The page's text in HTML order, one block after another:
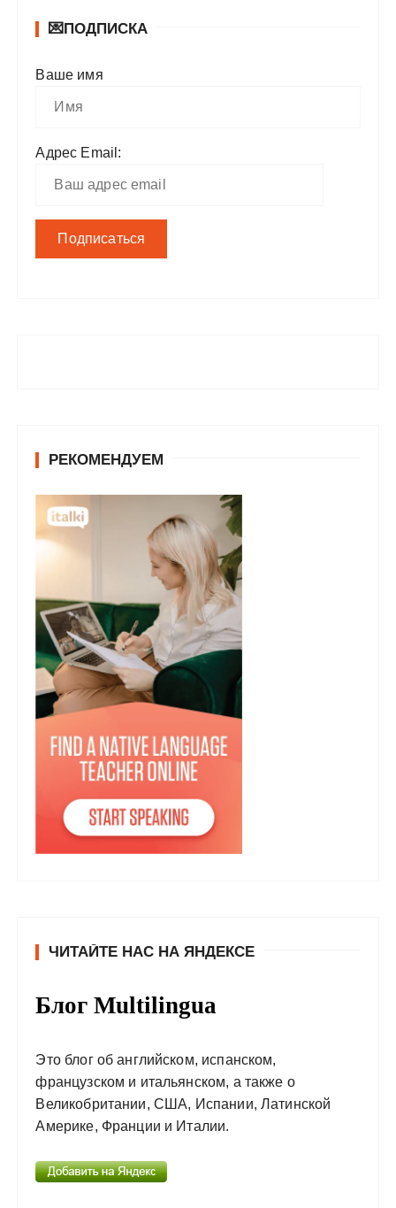
💌ПОДПИСКА
Ваше имя
Адрес Email:
РЕКОМЕНДУЕМ
ЧИТАЙТЕ НАС НА ЯНДЕКСЕ
Блог Multilingua
Это блог об английском, испанском,
французском и итальянском, а также о
Великобритании, США, Испании, Латинской
Америке, Франции и Италии.